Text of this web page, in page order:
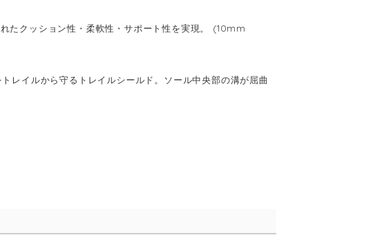
たクッション性・柔軟性・サポート性を実現。 (10mm
レイルから守るトレイルシールド。ソール中央部の溝が屈曲